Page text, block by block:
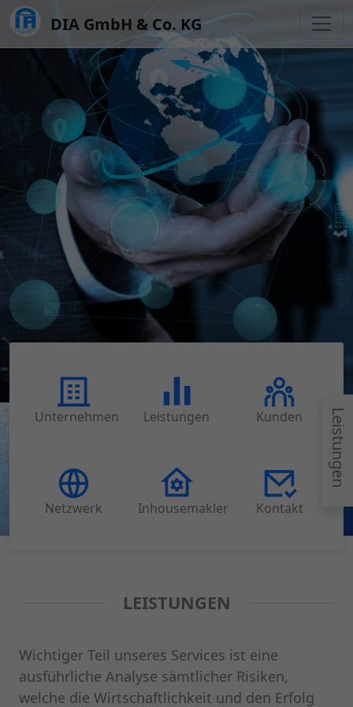
DIA GmbH & Co. KG
Unternehmen Leistungen Kunden
Netzwerk Inhousemakler Kontakt
LEISTUNGEN
Wichtiger Teil unseres Services ist eine
ausführliche Analyse sämtlicher Risiken,
welche die Wirtschaftlichkeit und den Erfolg
Leistungen